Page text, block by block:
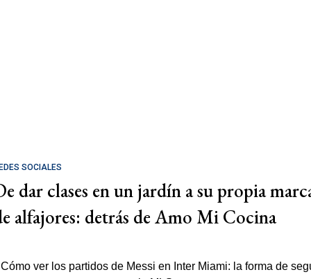
SOCIALES
dar clases en un jardín a su propia
alfajores: detrás de Amo Mi Cocina